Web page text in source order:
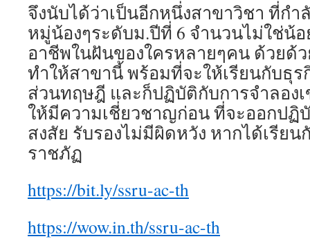
จึงนับได้ว่าเป็นอีกหนึ่งสาขาวิชา ที่กำ
หมู่น้องๆระดับม.ปีที่ 6 จำนวนไม่ใช่น้
อาชีพในฝันของใครหลายๆคน ด้วยด้
ทำให้สาขานี้ พร้อมที่จะให้เรียนกับธุร
ส่วนทฤษฎี และก็ปฏิบัติกับการจำลองเ
ให้มีความเชี่ยวชาญก่อน ที่จะออกปฏิ
สงสัย รับรองไม่มีผิดหวัง หากได้เรีย
ราชภัฏ
https://bit.ly/ssru-ac-th
https://wow.in.th/ssru-ac-th